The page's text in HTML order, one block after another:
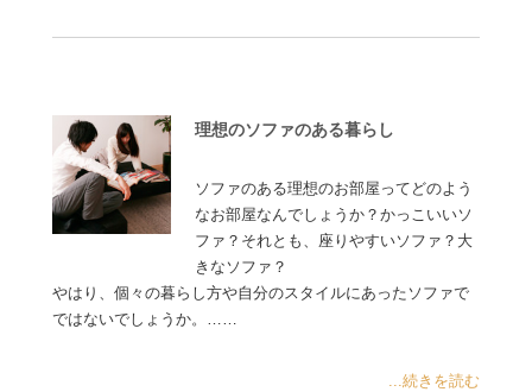
理想のソファのある暮らし
ソファのある理想のお部屋ってどのよう
なお部屋なんでしょうか？かっこいいソ
ファ？それとも、座りやすいソファ？大
きなソファ？
やはり、個々の暮らし方や自分のスタイルにあったソファで
ではないでしょうか。……
...続きを読む